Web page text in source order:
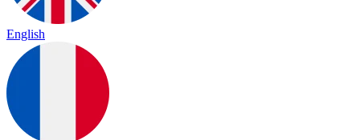
English